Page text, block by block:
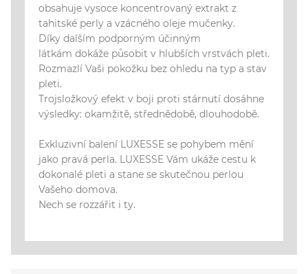
obsahuje vysoce koncentrovaný extrakt z
tahitské perly a vzácného oleje mučenky.
Díky dalším podporným účinným
látkám dokáže působit v hlubších vrstvách pleti.
Rozmazlí Vaši pokožku bez ohledu na typ a stav
pleti.
Trojsložkový efekt v boji proti stárnutí dosáhne
výsledky: okamžitě, střednědobě, dlouhodobě.
Exkluzivní balení LUXESSE se pohybem mění
jako pravá perla. LUXESSE Vám ukáže cestu k
dokonalé pleti a stane se skutečnou perlou
Vašeho domova.
Nech se rozzářit i ty.